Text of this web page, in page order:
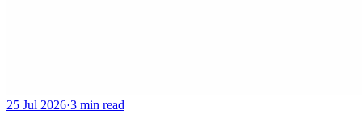
25 Jul 2026·3 min read